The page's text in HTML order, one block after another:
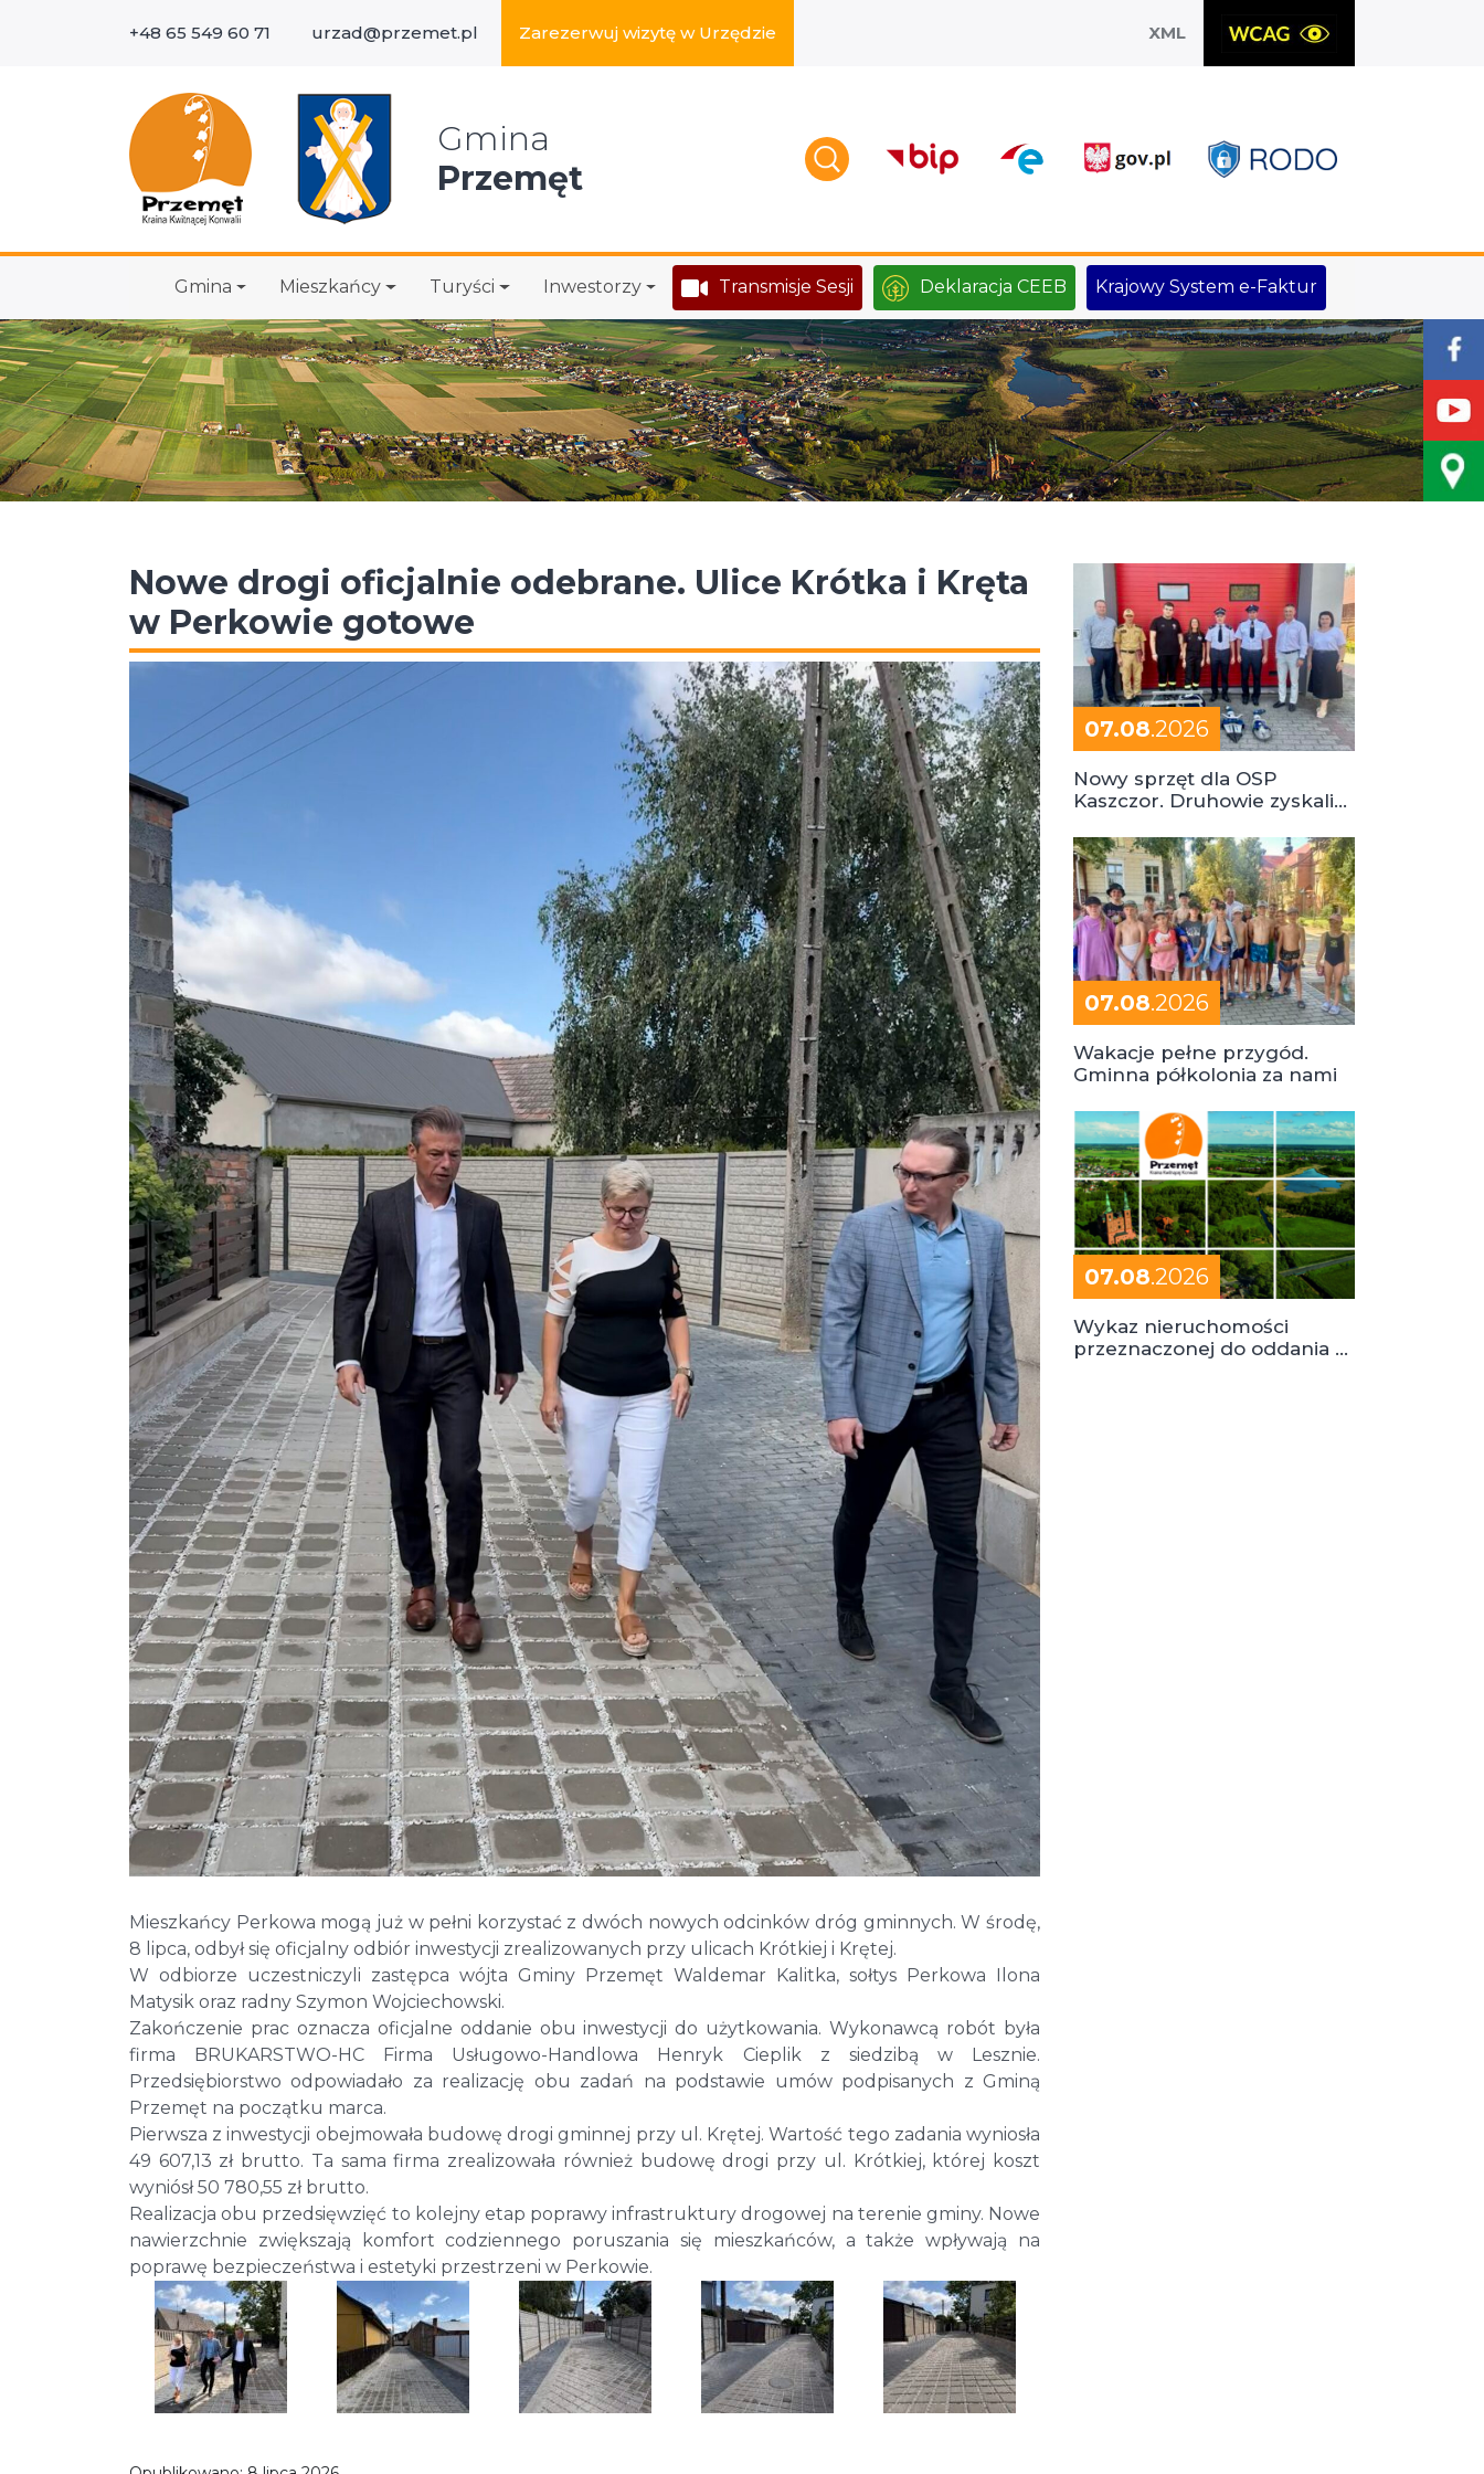
+48 65 549 60 71 urzad@przemet.pl Zarezerwuj wizytę w Urzędzie XML
Gmina
Przemęt
Gmina Mieszkańcy Turyści Inwestorzy Transmisje Sesji Deklaracja CEEB Krajowy System e-Faktur
Nowe drogi oficjalnie odebrane. Ulice Krótka i Kręta
w Perkowie gotowe
Mieszkańcy Perkowa mogą już w pełni korzystać z dwóch nowych odcinków dróg gminnych. W środę,
8 lipca, odbył się oficjalny odbiór inwestycji zrealizowanych przy ulicach Krótkiej i Krętej.
W odbiorze uczestniczyli zastępca wójta Gminy Przemęt Waldemar Kalitka, sołtys Perkowa Ilona
Matysik oraz radny Szymon Wojciechowski.
Zakończenie prac oznacza oficjalne oddanie obu inwestycji do użytkowania. Wykonawcą robót była
firma BRUKARSTWO-HC Firma Usługowo-Handlowa Henryk Cieplik z siedzibą w Lesznie.
Przedsiębiorstwo odpowiadało za realizację obu zadań na podstawie umów podpisanych z Gminą
Przemęt na początku marca.
Pierwsza z inwestycji obejmowała budowę drogi gminnej przy ul. Krętej. Wartość tego zadania wyniosła
49 607,13 zł brutto. Ta sama firma zrealizowała również budowę drogi przy ul. Krótkiej, której koszt
wyniósł 50 780,55 zł brutto.
Realizacja obu przedsięwzięć to kolejny etap poprawy infrastruktury drogowej na terenie gminy. Nowe
nawierzchnie zwiększają komfort codziennego poruszania się mieszkańców, a także wpływają na
poprawę bezpieczeństwa i estetyki przestrzeni w Perkowie.
07.08.2026
Nowy sprzęt dla OSP
Kaszczor. Druhowie zyskali
07.08.2026
Wakacje pełne przygód.
Gminna półkolonia za nami
07.08.2026
Wykaz nieruchomości
przeznaczonej do oddania w
Wyszukaj w serwisie